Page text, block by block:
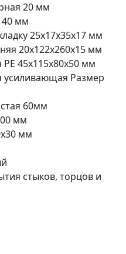
20 мм
мм
25х17х35х17 мм
20х122х260х15 мм
45х115х80х50 мм
усиливающая Размер
60мм
мм
мм
стыков, торцов и